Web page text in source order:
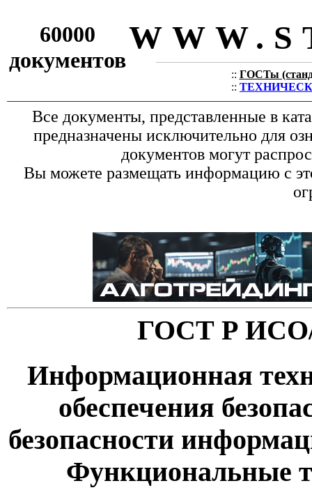
60000
документов
:: ГОСТы
::
Все документы, представленные в
предназначены исключительно для
документов могут
Вы можете размещать информацию с
ГОСТ Р ИСО/
Информационная
обеспечения
безопасности
Функциональные